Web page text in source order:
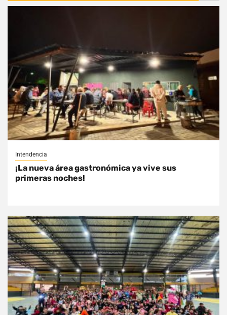
Intendencia
¡La nueva área gastronómica ya vive sus
primeras noches!